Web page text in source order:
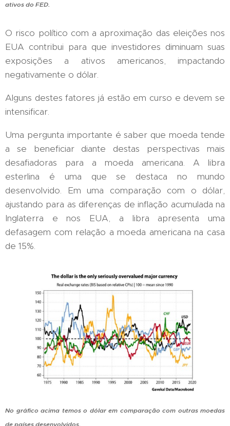
ativos do FED.
O risco político com a aproximação das eleições nos
EUA contribui para que investidores diminuam suas
exposições a ativos americanos, impactando
negativamente o dólar.
Alguns destes fatores já estão em curso e devem se
intensificar.
Uma pergunta importante é saber que moeda tende
a se beneficiar diante destas perspectivas mais
desafiadoras para a moeda americana. A libra
esterlina é uma que se destaca no mundo
desenvolvido. Em uma comparação com o dólar,
ajustando para as diferenças de inflação acumulada na
Inglaterra e nos EUA, a libra apresenta uma
defasagem com relação a moeda americana na casa
de 15%.
No gráfico acima temos o dólar em comparação com outras moedas
de países desenvolvidos.